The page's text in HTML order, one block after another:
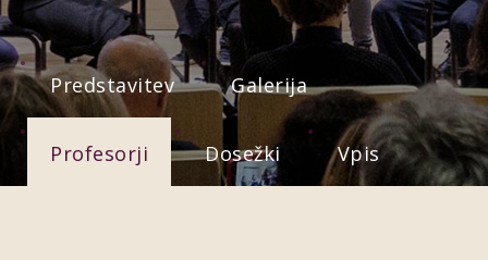
Predstavitev Galerija
Profesorji Dosežki Vpis